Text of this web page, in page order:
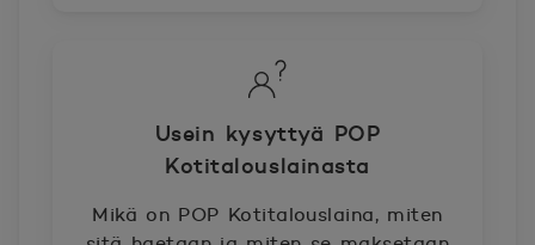
Usein kysyttyä POP
Kotitalouslainasta
Mikä on POP Kotitalouslaina, miten